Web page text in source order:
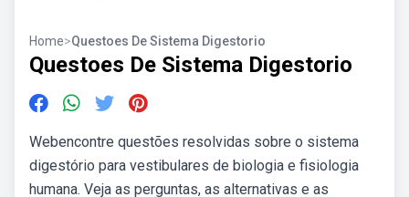
Home>Questoes De Sistema Digestorio
Questoes De Sistema Digestorio
Webencontre questões resolvidas sobre o sistema
digestório para vestibulares de biologia e fisiologia
humana. Veja as perguntas, as alternativas e as